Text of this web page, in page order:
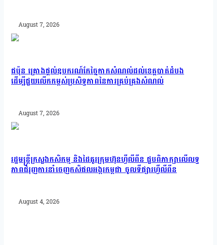
August 7, 2026
ជប៉ុន គ្រោងផ្តល់ឧបករណ៍កែច្នៃកាកសំណល់ដល់ខេត្តបាត់ដំបង
ដើម្បីជួយលើកកម្ពស់ប្រសិទ្ធភាពនៃការគ្រប់គ្រងសំណល់
August 7, 2026
រដ្ឋមន្រ្តីក្រសួងកសិកម្ម និងដៃគូរក្រុមហ៊ុនហ្វីលីពីន ជួបពិភាក្សាលើលទ្ធ
ភាពជំរុញការនាំចេញកសិផលអង្ករកម្ពុជា ចូលទីផ្សារហ្វីលីពីន
August 4, 2026